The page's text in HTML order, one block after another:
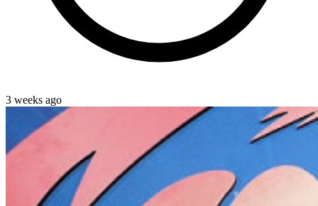
3 weeks ago